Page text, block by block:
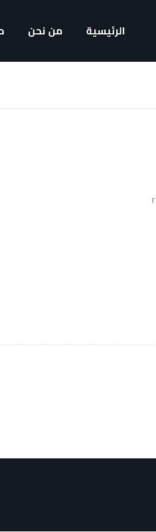
الرئيسية من نحن